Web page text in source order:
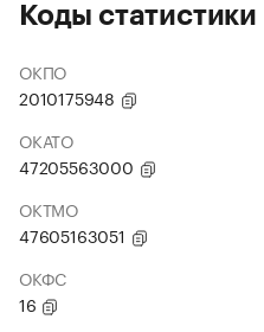
Коды статистики
ОКПО
2010175948
ОКАТО
47205563000
ОКТМО
47605163051
ОКФС
16